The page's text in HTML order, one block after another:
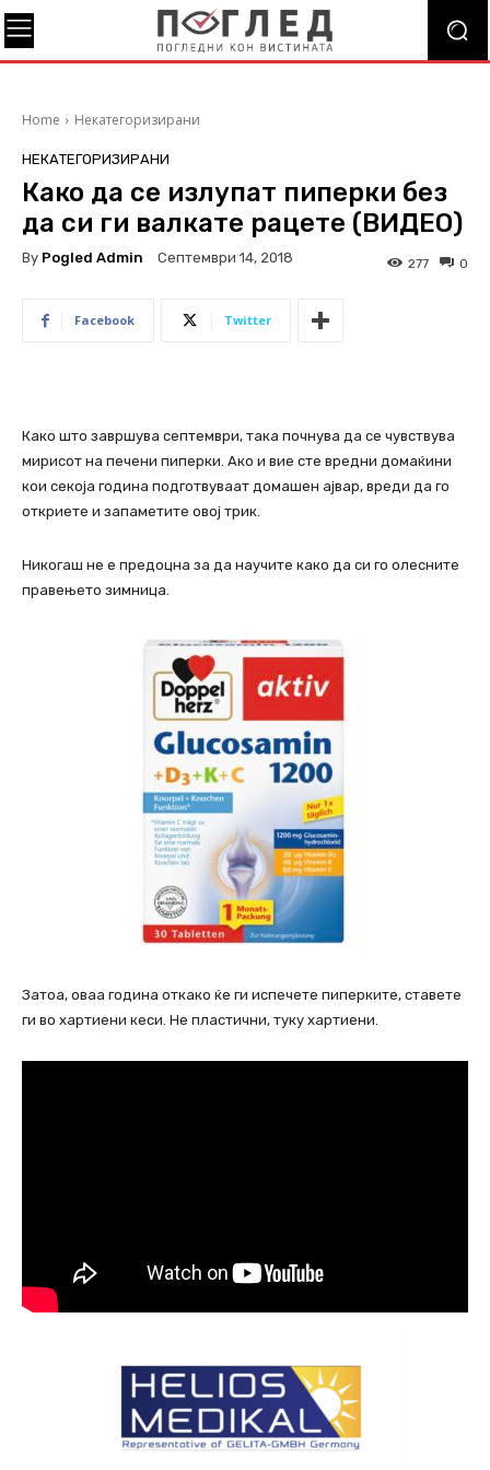
Home Некатегоризирани
НЕКАТЕГОРИЗИРАНИ
Како да се излупат пиперки без
да си ги валкате рацете (ВИДЕО)
By Pogled Admin Септември 14, 2018 0
277
Facebook Twitter
Како што завршува септември, така почнува да се чувствува
мирисот на печени пиперки. Ако и вие сте вредни домаќини
кои секоја година подготвуваат домашен ајвар, вреди да го
откриете и запаметите овој трик.
Никогаш не е предоцна за да научите како да си го олесните
правењето зимница.
Затоа, оваа година откако ќе ги испечете пиперките, ставете
ги во хартиени кеси. Не пластични, туку хартиени.